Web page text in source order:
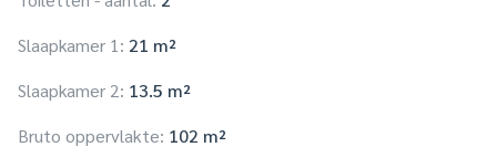
Slaapkamer 1: 21 m²
Slaapkamer 2: 13.5 m²
Bruto oppervlakte: 102 m²